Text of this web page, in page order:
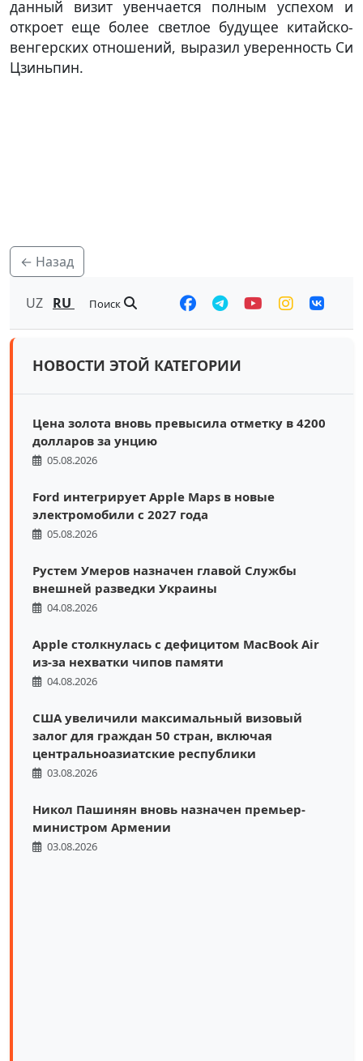
данный визит увенчается полным успехом и
откроет еще более светлое будущее китайско-
венгерских отношений, выразил уверенность Си
Цзиньпин.
← Назад
UZ RU Поиск
НОВОСТИ ЭТОЙ КАТЕГОРИИ
Цена золота вновь превысила отметку в 4200
долларов за унцию
05.08.2026
Ford интегрирует Apple Maps в новые
электромобили с 2027 года
05.08.2026
Рустем Умеров назначен главой Службы
внешней разведки Украины
04.08.2026
Apple столкнулась с дефицитом MacBook Air
из-за нехватки чипов памяти
04.08.2026
США увеличили максимальный визовый
залог для граждан 50 стран, включая
центральноазиатские республики
03.08.2026
Никол Пашинян вновь назначен премьер-
министром Армении
03.08.2026